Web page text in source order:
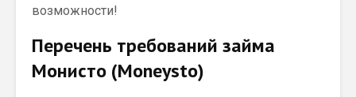
возможности!
Перечень требований займа
Монисто (Moneysto)